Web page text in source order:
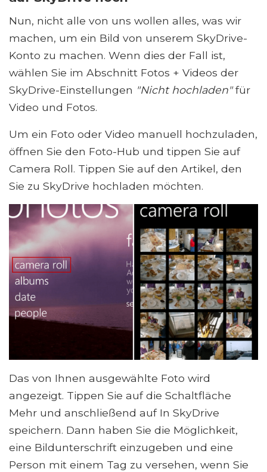
Nun, nicht alle von uns wollen alles, was wir
machen, um ein Bild von unserem SkyDrive-
Konto zu machen. Wenn dies der Fall ist,
wählen Sie im Abschnitt Fotos + Videos der
SkyDrive-Einstellungen "Nicht hochladen"für
Video und Fotos.
Um ein Foto oder Video manuell hochzuladen,
öffnen Sie den Foto-Hub und tippen Sie auf
Camera Roll. Tippen Sie auf den Artikel, den
Sie zu SkyDrive hochladen möchten.
Das von Ihnen ausgewählte Foto wird
angezeigt. Tippen Sie auf die Schaltfläche
Mehr und anschließend auf In SkyDrive
speichern. Dann haben Sie die Möglichkeit,
eine Bildunterschrift einzugeben und eine
Person mit einem Tag zu versehen, wenn Sie